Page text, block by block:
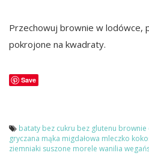
Przechowuj brownie w lodówce,
pokrojone na kwadraty.
Save
bataty bez cukru bez glutenu brownie
gryczana mąka migdałowa mleczko
ziemniaki suszone morele wanilia